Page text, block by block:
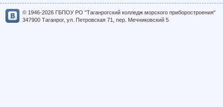
© 1946-2026 ГБПОУ РО "Таганрогский колледж морского приборостроения"
347900 Таганрог, ул. Петровская 71, пер. Мечниковский 5